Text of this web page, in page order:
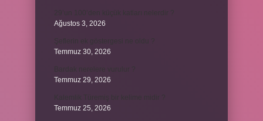
Ağustos 3, 2026
Temmuz 30, 2026
Temmuz 29, 2026
Temmuz 25, 2026